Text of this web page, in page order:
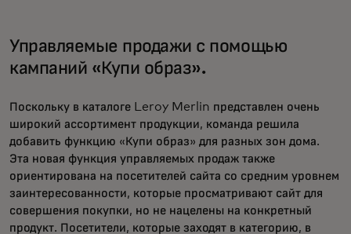
Управляемые продажи с помощью
кампаний «Купи образ».
Поскольку в каталоге Leroy Merlin представлен очень
широкий ассортимент продукции, команда решила
добавить функцию «Купи образ» для разных зон дома.
Эта новая функция управляемых продаж также
ориентирована на посетителей сайта со средним уровнем
заинтересованности, которые просматривают сайт для
совершения покупки, но не нацелены на конкретный
продукт. Посетители, которые заходят в категорию, в